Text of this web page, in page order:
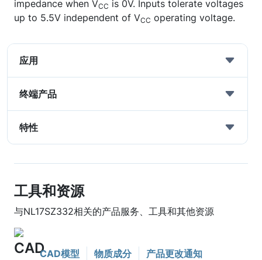
impedance when VCC is 0V. Inputs tolerate voltages
up to 5.5V independent of VCC operating voltage.
应用
终端产品
特性
工具和资源
与NL17SZ332相关的产品服务、工具和其他资源
CAD模型 物质成分 产品更改通知